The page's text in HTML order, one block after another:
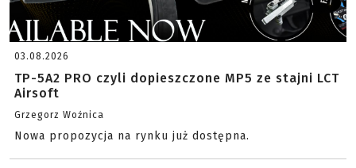
03.08.2026
TP-5A2 PRO czyli dopieszczone MP5 ze stajni LCT
Airsoft
Grzegorz Woźnica
Nowa propozycja na rynku już dostępna.